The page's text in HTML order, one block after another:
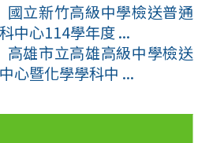
國立新竹高級中學檢送普通
中心114學年度 ...
高雄市立高雄高級中學檢送
心暨化學學科中 ...